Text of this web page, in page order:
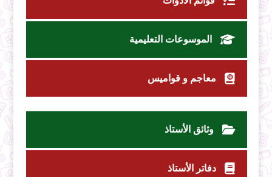
الموسوعات التعليمية
معاجم و قواميس
وثائق الأستاذ
دفاتر الأستاذ